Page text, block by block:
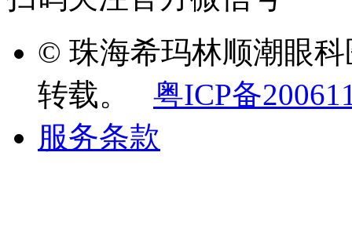
© 珠海希玛林顺潮眼
转载。
粤ICP备
服务条款